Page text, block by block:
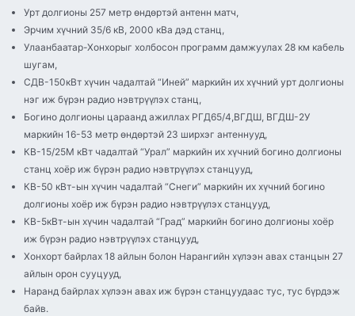
Урт долгионы 257 метр өндөртэй антенн матч,
Эрчим хүчний 35/6 кВ, 2000 кВа дэд станц,
Улаанбаатар-Хонхорыг холбосон программ дамжуулах 28 км кабель
шугам,
СДВ-150кВт хүчин чадалтай “Иней” маркийн их хүчний урт долгионы
нэг иж бүрэн радио нэвтрүүлэх станц,
Богино долгионы цараанд ажиллах РГД65/4,ВГДШ, ВГДШ-2У
маркийн 16-53 метр өндөртэй 23 ширхэг антеннууд,
КВ-15/25М кВт чадалтай “Урал” маркийн их хүчний богино долгионы
станц хоёр иж бүрэн радио нэвтрүүлэх станцууд,
КВ-50 кВт-ын хүчин чадалтай “Снеги” маркийн их хүчний богино
долгионы хоёр иж бүрэн радио нэвтрүүлэх станцууд,
КВ-5кВт-ын хүчин чадалтай “Град” маркийн богино долгионы хоёр
иж бүрэн радио нэвтрүүлэх станцууд,
Хонхорт байрлах 18 айлын болон Нарангийн хүлээн авах станцын 27
айлын орон сууцууд,
Наранд байрлах хүлээн авах иж бүрэн станцуудаас тус, тус бүрдэж
байв.